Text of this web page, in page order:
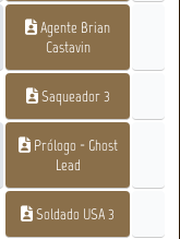
Agente Brian
Castavin
Saqueador 3
Prólogo - Ghost
Lead
Soldado USA 3